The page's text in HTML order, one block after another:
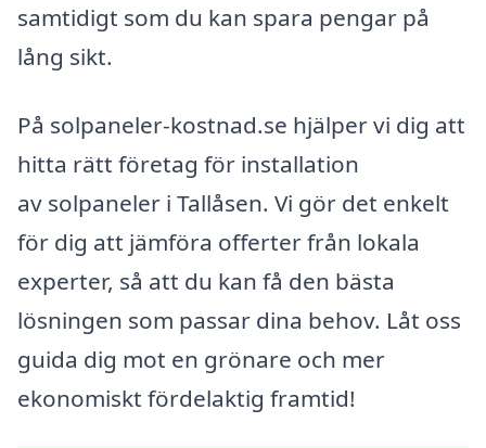
samtidigt som du kan spara pengar på
lång sikt.
På solpaneler-kostnad.se hjälper vi dig att
hitta rätt företag för installation
av solpaneler i Tallåsen. Vi gör det enkelt
för dig att jämföra offerter från lokala
experter, så att du kan få den bästa
lösningen som passar dina behov. Låt oss
guida dig mot en grönare och mer
ekonomiskt fördelaktig framtid!